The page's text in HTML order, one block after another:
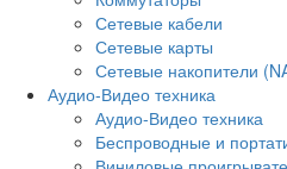
Сетевые кабели
Сетевые карты
Сетевые накопители
Аудио-Видео техника
Аудио-Видео техника
Беспроводные и